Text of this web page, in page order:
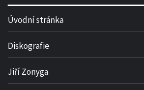
Úvodní stránka
Diskografie
Jiří Zonyga